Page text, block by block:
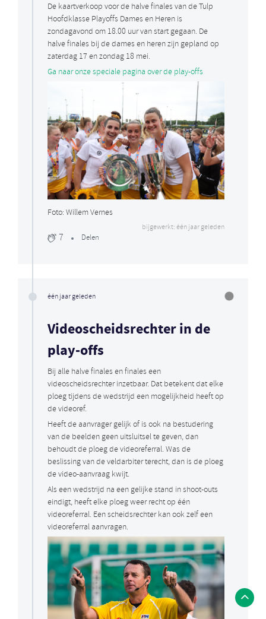
De kaartverkoop voor de halve finales van de Tulp
Hoofdklasse Playoffs Dames en Heren is
zondagavond om 18.00 uur van start gegaan. De
halve finales bij de dames en heren zijn gepland op
zaterdag 17 en zondag 18 mei.
Ga naar onze speciale pagina over de play-offs
Foto: Willem Vernes
bijgewerkt: één jaar geleden
7 Delen
één jaar geleden
Videoscheidsrechter in de
play-offs
Bij alle halve finales en finales een
videoscheidsrechter inzetbaar. Dat betekent dat elke
ploeg tijdens de wedstrijd een mogelijkheid heeft op
de videoref.
Heeft de aanvrager gelijk of is ook na bestudering
van de beelden geen uitsluitsel te geven, dan
behoudt de ploeg de videoreferral. Was de
beslissing van de veldarbiter terecht, dan is de ploeg
de video-aanvraag kwijt.
Als een wedstrijd na een gelijke stand in shoot-outs
eindigt, heeft elke ploeg weer recht op één
videoreferral. Een scheidsrechter kan ook zelf een
videoreferral aanvragen.